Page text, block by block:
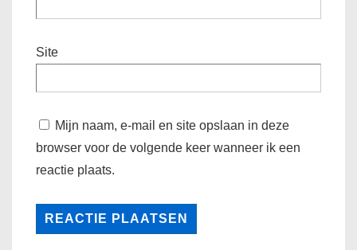
Site
Mijn naam, e-mail en site opslaan in deze
browser voor de volgende keer wanneer ik een
reactie plaats.